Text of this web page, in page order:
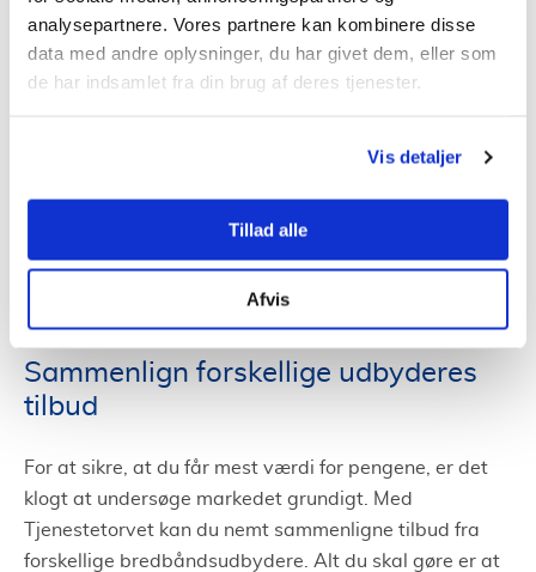
analysepartnere. Vores partnere kan kombinere disse
data med andre oplysninger, du har givet dem, eller som
de har indsamlet fra din brug af deres tjenester.
Vis detaljer
Tillad alle
Afvis
Vælg det rette bredbånd i Thisted
af ens daglige aktiviteter. Nogle kræver lynhurtig
brug for en stabil forbindelse til arbejdsrelaterede
Sammenlign forskellige udbyderes
tilbud
For at sikre, at du får mest værdi for pengene, er det
klogt at undersøge markedet grundigt. Med
Tjenestetorvet kan du nemt sammenligne tilbud fra
forskellige bredbåndsudbydere. Alt du skal gøre er at